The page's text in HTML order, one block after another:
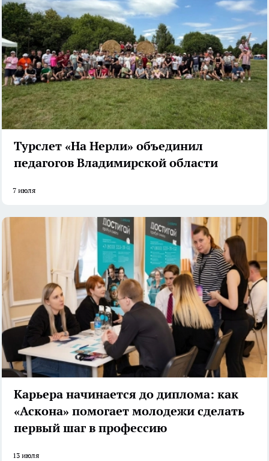
Турслет «На Нерли» объединил
педагогов Владимирской области
7 июля
Карьера начинается до диплома: как
«Аскона» помогает молодежи сделать
первый шаг в профессию
13 июля